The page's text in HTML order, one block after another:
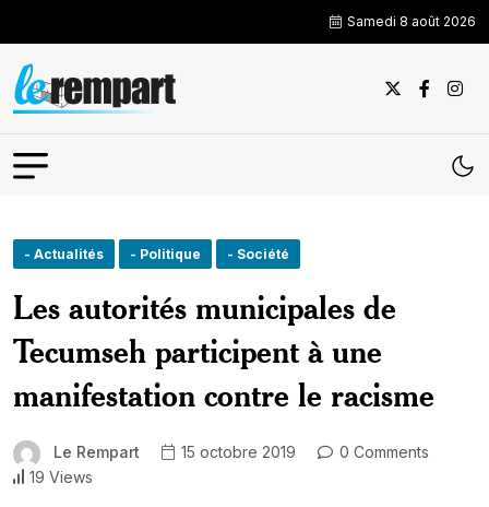
Samedi 8 août 2026
- Actualités - Politique - Société
Les autorités municipales de
Tecumseh participent à une
manifestation contre le racisme
Le Rempart 15 octobre 2019
0 Comments
19 Views